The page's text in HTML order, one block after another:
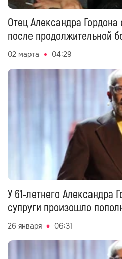
Отец Александра Гордона
после продолжительной
02 марта 04:29
У 61-летнего Александра
супруги произошло
26 января 06:31